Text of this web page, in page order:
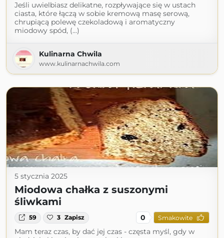
Jeśli uwielbiasz delikatne, rozpływające się w ustach
ciasta, które łączą w sobie kremową masę serową,
chrupiącą polewę czekoladową i aromatyczny
miodowy spód, (...)
Kulinarna Chwila
www.kulinarnachwila.com
5 stycznia 2025
Miodowa chałka z suszonymi
śliwkami
59 3 Zapisz 0 Smakowite
Mam teraz czas, by dać jej czas - częsta myśl, gdy w